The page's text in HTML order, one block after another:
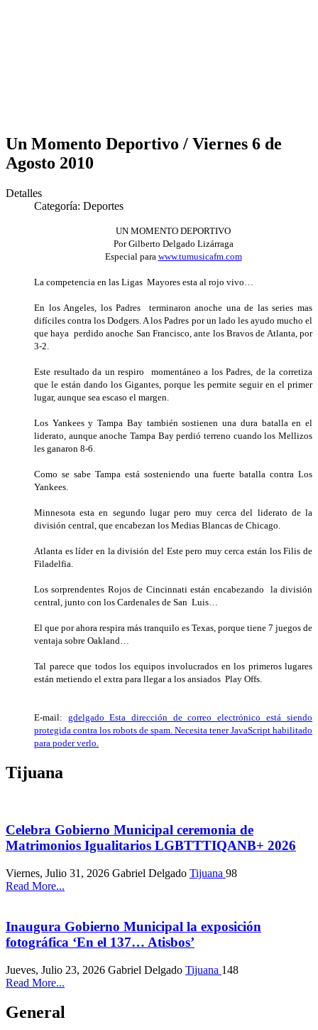
Un Momento Deportivo / Viernes 6 de
Agosto 2010
Detalles
Categoría: Deportes
UN MOMENTO DEPORTIVO
Por Gilberto Delgado Lizárraga
Especial para www.tumusicafm.com
La competencia en las Ligas Mayores esta al rojo vivo…
En los Angeles, los Padres terminaron anoche una de las series mas
difíciles contra los Dodgers. A los Padres por un lado les ayudo mucho el
que haya perdido anoche San Francisco, ante los Bravos de Atlanta, por
3-2.
Este resultado da un respiro momentáneo a los Padres, de la corretiza
que le están dando los Gigantes, porque les permite seguir en el primer
lugar, aunque sea escaso el margen.
Los Yankees y Tampa Bay también sostienen una dura batalla en el
liderato, aunque anoche Tampa Bay perdió terreno cuando los Mellizos
les ganaron 8-6.
Como se sabe Tampa está sosteniendo una fuerte batalla contra Los
Yankees.
Minnesota esta en segundo lugar pero muy cerca del liderato de la
división central, que encabezan los Medias Blancas de Chicago.
Atlanta es líder en la división del Este pero muy cerca están los Filis de
Filadelfia.
Los sorprendentes Rojos de Cincinnati están encabezando la división
central, junto con los Cardenales de San Luis…
El que por ahora respira más tranquilo es Texas, porque tiene 7 juegos de
ventaja sobre Oakland…
Tal parece que todos los equipos involucrados en los primeros lugares
están metiendo el extra para llegar a los ansiados Play Offs.
E-mail: gdelgado_ Esta dirección de correo electrónico está siendo
protegida contra los robots de spam. Necesita tener JavaScript habilitado
para poder verlo.
Tijuana
Celebra Gobierno Municipal ceremonia de
Matrimonios Igualitarios LGBTTTIQANB+ 2026
Viernes, Julio 31, 2026 Gabriel Delgado Tijuana 98
Read More...
Inaugura Gobierno Municipal la exposición
fotográfica ‘En el 137… Atisbos’
Jueves, Julio 23, 2026 Gabriel Delgado Tijuana 148
Read More...
General